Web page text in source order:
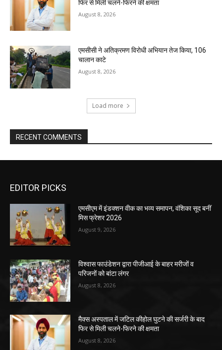
फिर से मिली चलने-फिरने की क्षमता
August 8, 2026
एमसीसी ने अतिक्रमण विरोधी अभियान तेज किया, 106
चालान काटे
August 8, 2026
Load more
RECENT COMMENTS
EDITOR PICKS
एमसीएम में इंडक्शन वीक का भव्य समापन, वंशिका सूद बनीं
मिस फ्रेशर 2026
August 9, 2026
विश्वास फाउंडेशन द्वारा पीजीआई के बाहर मरीजों व
परिजनों को बांटा लंगर
August 8, 2026
मैक्स अस्पताल में जटिल कीहोल घुटने की सर्जरी के बाद
फिर से मिली चलने-फिरने की क्षमता
August 8, 2026